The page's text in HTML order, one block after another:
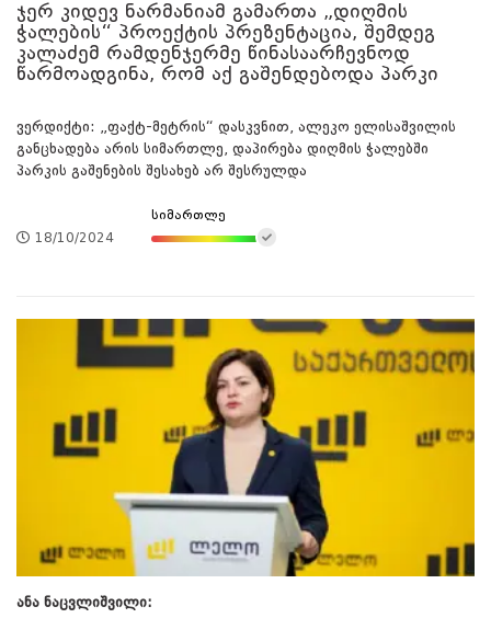
ჯერ კიდევ ნარმანიამ გამართა „დიღმის
ჭალების“ პროექტის პრეზენტაცია, შემდეგ
კალაძემ რამდენჯერმე წინასაარჩევნოდ
წარმოადგინა, რომ აქ გაშენდებოდა პარკი
ვერდიქტი: „ფაქტ-მეტრის“ დასკვნით, ალეკო ელისაშვილის
განცხადება არის სიმართლე, დაპირება დიღმის ჭალებში
პარკის გაშენების შესახებ არ შესრულდა
18/10/2024
სიმართლე
ანა ნაცვლიშვილი: